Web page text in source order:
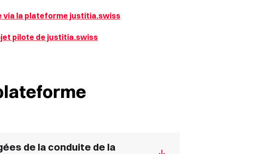
via la plateforme justitia.swiss
pilote de justitia.swiss
de la conduite de la